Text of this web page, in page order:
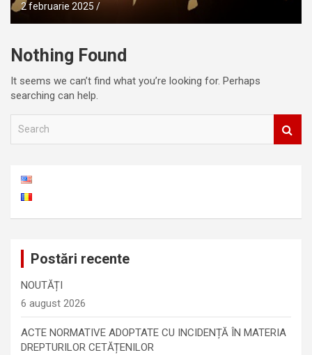
2 februarie 2025
Nothing Found
It seems we can’t find what you’re looking for. Perhaps
searching can help.
Postări recente
NOUTĂȚI
6 august 2026
ACTE NORMATIVE ADOPTATE CU INCIDENȚĂ ÎN MATERIA
DREPTURILOR CETĂȚENILOR